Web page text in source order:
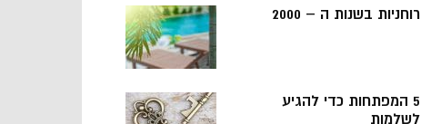
רוחניות בשנות ה – 2000
5 המפתחות כדי להגיע
לשלמות